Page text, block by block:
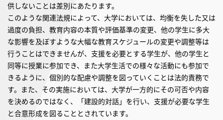
供しないことは差別にあたります。
このような関連法規によって、大学においては、均衡を失した又は
過度の負担、教育内容の本質や評価基準の変更、他の学生に多大
な影響を及ぼすような大幅な教育スケジュールの変更や調整等は
行うことはできませんが、支援を必要とする学生が、他の学生と
同等に授業に参加でき、また大学生活での様々な活動にも参加で
きるように、個別的な配慮や調整を図っていくことは法的責務で
す。また、その実施においては、大学が一方的にその可否や内容
を決めるのではなく、「建設的対話」を行い、支援が必要な学生
と合意形成を図ることとされています。